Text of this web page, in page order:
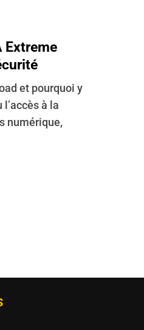
Extreme
et pourquoi y
à la
numérique,